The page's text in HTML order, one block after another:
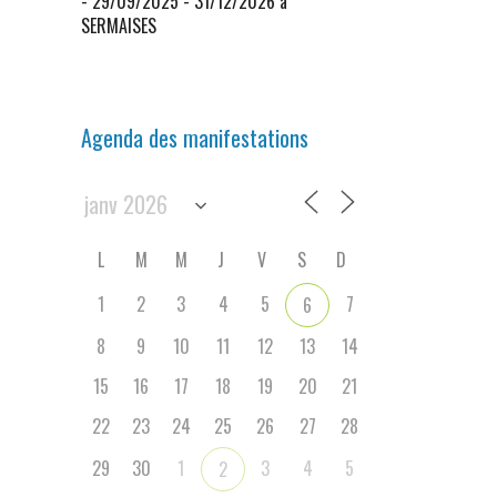
SERMAISES
Agenda des manifestations
L M M J V S
D
1
2 3 4 5 6
7
8
9 10 11 12 13
14
15
16 17 18 19 20
21
22
23 24 25 26 27
28
29
30 1 2 3 4 5